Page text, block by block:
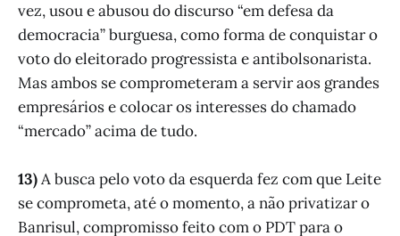
vez, usou e abusou do discurso “em defesa da
democracia” burguesa, como forma de conquistar o
voto do eleitorado progressista e antibolsonarista.
Mas ambos se comprometeram a servir aos grandes
empresários e colocar os interesses do chamado
“mercado” acima de tudo.
13)A busca pelo voto da esquerda fez com que Leite
se comprometa, até o momento, a não privatizar o
Banrisul, compromisso feito com o PDT para o